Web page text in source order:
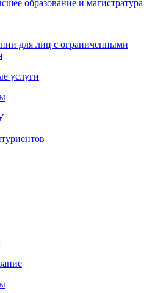
образование и магистратура
для лиц с ограниченными
услуги